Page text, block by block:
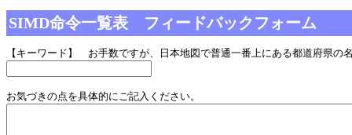
SIMD命令一覧表 フィードバックフォーム
【キーワード】 お手数ですが、日本地図で普通一番上にある都道府県の
お気づきの点を具体的にご記入ください。